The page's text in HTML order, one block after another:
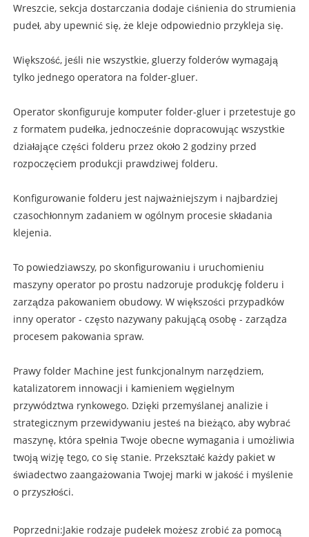
Wreszcie, sekcja dostarczania dodaje ciśnienia do strumienia
pudeł, aby upewnić się, że kleje odpowiednio przykleja się.
Większość, jeśli nie wszystkie, gluerzy folderów wymagają
tylko jednego operatora na folder-gluer.
Operator skonfiguruje komputer folder-gluer i przetestuje go
z formatem pudełka, jednocześnie dopracowując wszystkie
działające części folderu przez około 2 godziny przed
rozpoczęciem produkcji prawdziwej folderu.
Konfigurowanie folderu jest najważniejszym i najbardziej
czasochłonnym zadaniem w ogólnym procesie składania
klejenia.
To powiedziawszy, po skonfigurowaniu i uruchomieniu
maszyny operator po prostu nadzoruje produkcję folderu i
zarządza pakowaniem obudowy. W większości przypadków
inny operator - często nazywany pakującą osobę - zarządza
procesem pakowania spraw.
Prawy folder Machine jest funkcjonalnym narzędziem,
katalizatorem innowacji i kamieniem węgielnym
przywództwa rynkowego. Dzięki przemyślanej analizie i
strategicznym przewidywaniu jesteś na bieżąco, aby wybrać
maszynę, która spełnia Twoje obecne wymagania i umożliwia
twoją wizję tego, co się stanie. Przekształć każdy pakiet w
świadectwo zaangażowania Twojej marki w jakość i myślenie
o przyszłości.
Poprzedni:Jakie rodzaje pudełek możesz zrobić za pomocą